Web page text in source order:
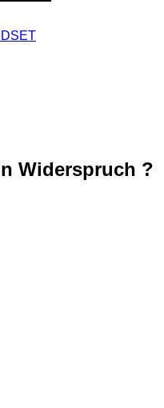
Widerspruch ?